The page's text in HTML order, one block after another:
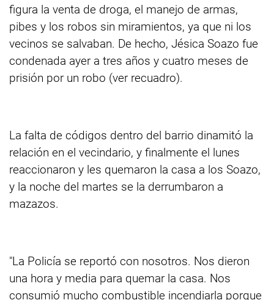
figura la venta de droga, el manejo de armas,
pibes y los robos sin miramientos, ya que ni los
vecinos se salvaban. De hecho, Jésica Soazo fue
condenada ayer a tres años y cuatro meses de
prisión por un robo (ver recuadro).
La falta de códigos dentro del barrio dinamitó la
relación en el vecindario, y finalmente el lunes
reaccionaron y les quemaron la casa a los Soazo,
y la noche del martes se la derrumbaron a
mazazos.
"La Policía se reportó con nosotros. Nos dieron
una hora y media para quemar la casa. Nos
consumió mucho combustible incendiarla porque